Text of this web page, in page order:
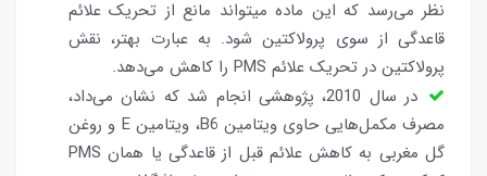
نظر می‌رسد که این ماده میتواند مانع از تحریک علائم
قاعدگی از سوی پرولاکتین شود. به عبارت بهتر، نقش
پرولاکتین در تحریک علائم PMS را کاهش می‌دهد.
در سال 2010، پژوهشی انجام شد که نشان می‌داد،
مصرف مکمل‌هایی حاوی ویتامین B6، ویتامین E و روغن
گل مغربی به کاهش علائم قبل از قاعدگی یا همان PMS